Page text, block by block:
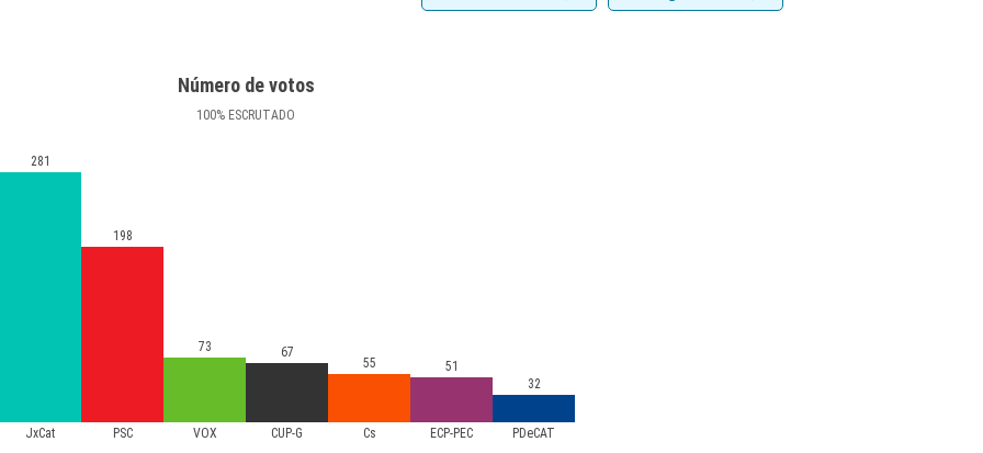
Número de votos
100% ESCRUTADO
JxCat PSC VOX CUP-G Cs ECP-PEC PDeCAT
281
198
73 67
55
51
32